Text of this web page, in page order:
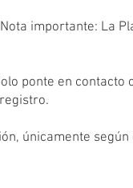
importante: La
ponte en
únicamente